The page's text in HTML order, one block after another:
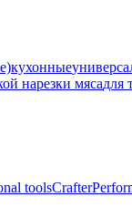
кухонные
нарезки мясадля
toolsCrafter